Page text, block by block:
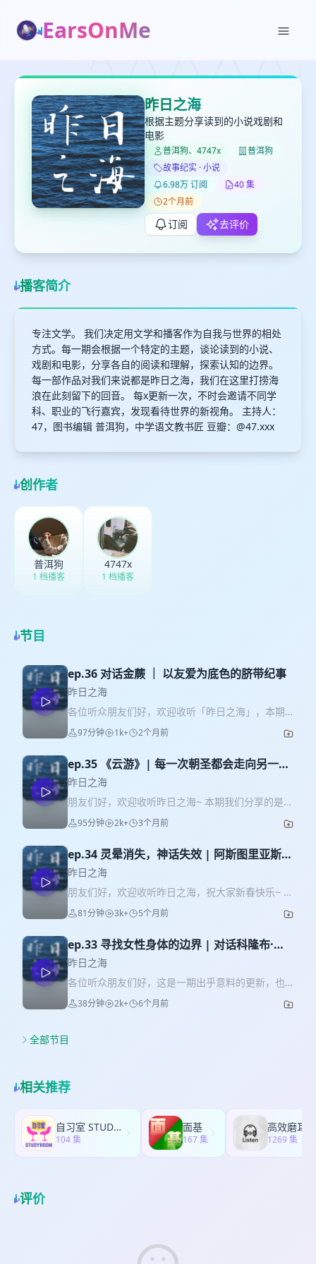
EarsOnMe
昨日之海
根据主题分享读到的小说戏剧和
电影
普洱狗、4747x
普洱狗
故事纪实 · 小说
6.98万 订阅
40 集
2个月前
订阅 去评价
播客简介
专注文学。 我们决定用文学和播客作为自我与世界的相处
方式。每一期会根据一个特定的主题，谈论读到的小说、
戏剧和电影，分享各自的阅读和理解，探索认知的边界。
每一部作品对我们来说都是昨日之海，我们在这里打捞海
浪在此刻留下的回音。 每x更新一次，不时会邀请不同学
科、职业的飞行嘉宾，发现看待世界的新视角。 主持人：
47，图书编辑 普洱狗，中学语文教书匠 豆瓣：@47.xxx
创作者
普洱狗
1 档播客
4747x
1 档播客
节目
ep.36 对话金蕨 ｜ 以友爱为底色的脐带纪事
昨日之海
各位听众朋友们好，欢迎收听「昨日之海」，本期
我们邀请到的是老朋友“金蕨”（也是旷野，也是慌
慌）。本期聊的书是《脐带纪事》，一本与我们节
活泼的一期昨日之海！ 爱发电 02:28 反客为主之作
者提问：普洱作为第一批访谈者的感受 08:45 老问
题：整本书的缘起 11:50 “拦截”时间的念头从何而来
16:35 对写作的期待、担忧 22:45 提问编辑
（47）：为什么要做这本书？期待与担忧是什么？
么就是“她们”？ 46:00 细节如何进入文本的？ 54:10
编辑收到稿子的感想 01:02:12 改稿过程 01:08:53
非虚构写作的伦理问题：身份尴尬？ 01:18:30 如何
书写生命史：追求不可解释的细节 01:32:48 七嘴八
舌闲聊 以及下一期预告 一本数次打动我的《本质之
97分钟 1k+ 2个月前
ep.35 《云游》| 每一次朝圣都会走向另一些
朝圣者
昨日之海
朋友们好，欢迎收听昨日之海~ 本期我们分享的是波
兰作家奥尔加·托卡尔丘克的《云游》，这是一本很
“神奇”的书，带给我们很多快乐和启迪，强烈推荐大
发电支持我们哇！ 点击跳转：昨日之海的爱发电 本
期时间轴： 00:15 随波逐流的阅读体感 06:15 《阿
基琉斯之腱》：“必须研究自己的疼痛。” 37:47 《旅
行心理学》：“世界就在我们脑中” 44:50 《肖邦的心
脏》 48:05 《我在这里》：旅行-心理学-防御机制
灰星期三的盛宴》：偏航的勇气 86:11 与47生活的
互文：巴黎十二区的旅行手册 下期预告：金蕨《脐
带纪事》 本期提到的📚： 麦尔维尔《白鲸》 佩雷
克《空间物种》 附：奥赛博物馆的《nymphéas
bleu》/蓝色睡莲
95分钟 2k+ 3个月前
ep.34 灵晕消失，神话失效 | 阿斯图里亚斯
《玉米人》
昨日之海
朋友们好，欢迎收听昨日之海，祝大家新春快乐~ 这
期节目属于已经过去的2025年，预告过很多次的阿
斯图里亚斯的《玉米人》。 选题缘起于2025年诺奖
流中发现这位作家早就被朋友安利过，也正是这位
朋友，向我们推荐了《微物之神》。 神奇的开始，
指引我们遇到了这个更神奇的文本。倾情推荐朋友
们阅读危地马拉作家阿斯图里亚斯的《玉米人》~ 也
欢迎各位在小宇宙、爱发电支持我们哇！ 点击跳
张扬的凶杀案》《枯枝败叶》 🎬《地下》
81分钟 3k+ 5个月前
ep.33 寻找女性身体的边界 | 对话科隆布·施
内克
昨日之海
各位听众朋友们好，这是一期出乎意料的更新，也
是过去的回响。本期我们采访到了《自由泳的温
柔》作者、法国作家科隆布·施内克，这也是一次在
轴： 00:01 节目源起 03:58《自由泳的温柔》介绍
10:26作者的自我介绍（原声）+随后附上的翻译
12:40 提问：以身体为线索的书 16:20 提问：安妮·
埃尔诺的影响 21:45 有关私人写作：生活与写作的
平衡 28:15 有关阶级的符号、爱德华·路易的牙齿
30:45 性别与阶级，何者为先？ 32:46 关于自由泳
38分钟 2k+ 6个月前
全部节目
相关推荐
自习室 STUDY ROOM
104 集
面基
167 集 1269 集
评价
打分
键盘下留人
最长200字
删除确认
取消
加入播单
创建